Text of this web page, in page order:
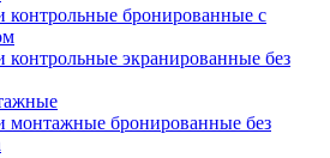
контрольные бронированные с
контрольные экранированные без
монтажные бронированные без